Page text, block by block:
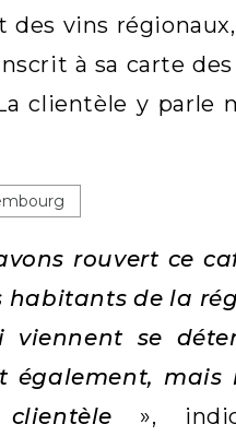
vins
à sa carte
clientèle y parle
rouvert ce
habitants de la
viennent se
également, mais
»,